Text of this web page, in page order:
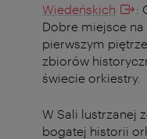
Wiedeńskich
:
Dobre miejsce
pierwszym
zbiorów
świecie orkiestry.
W Sali lustrzanej
bogatej historii